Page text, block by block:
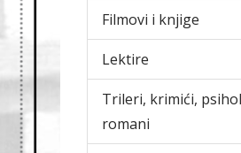
Filmovi i knjige
Lektire
Trileri, krimići,
romani